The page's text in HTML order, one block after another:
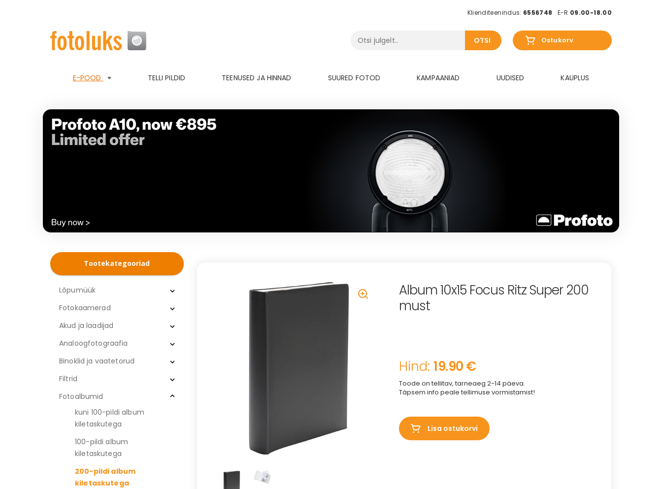
Klienditeenindus: 6556748 E-R 09.00-18.00
Ostukorv
OTSI
E-POOD TELLI PILDID TEENUSED JA HINNAD SUURED FOTOD KAMPAANIAD UUDISED KAUPLUS
Album 10x15 Focus Ritz Super 200
must
Hind:19.90 €
Toode on tellitav, tarneaeg 2-14 päeva.
Täpsem info peale tellimuse vormistamist!
Lisa ostukorvi
Tootekategooriad
Lõpumüük
Fotokaamerad
Akud ja laadijad
Analoogfotograafia
Binoklid ja vaatetorud
Filtrid
Fotoalbumid
kuni 100-pildi album
kiletaskutega
100-pildi album
kiletaskutega
200-pildi album
kiletaskutega